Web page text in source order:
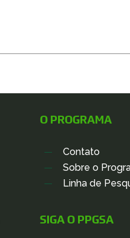
O PROGRAMA
Contato
Sobre o
Linha de
SIGA O PPGSA